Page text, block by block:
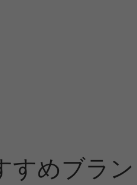
外ブランドでよく
テまで塗るよう
をかくと、デコル
ったいない（笑）
？毛穴を徹底的に
れません。
すめブラ